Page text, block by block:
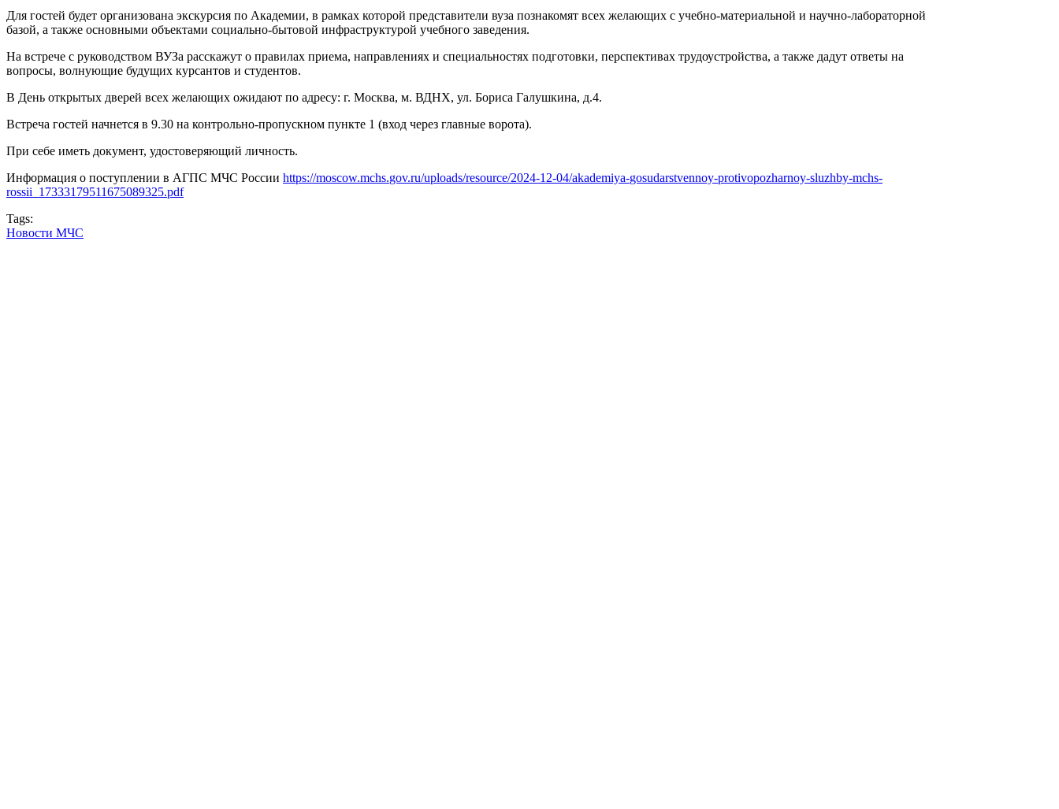
Для гостей будет организована экскурсия по Академии, в рамках которой представители вуза познакомят всех желающих с учебно-материальной и научно-лабораторной
базой, а также основными объектами социально-бытовой инфраструктурой учебного заведения.
На встрече с руководством ВУЗа расскажут о правилах приема, направлениях и специальностях подготовки, перспективах трудоустройства, а также дадут ответы на
вопросы, волнующие будущих курсантов и студентов.
В День открытых дверей всех желающих ожидают по адресу: г. Москва, м. ВДНХ, ул. Бориса Галушкина, д.4.
Встреча гостей начнется в 9.30 на контрольно-пропускном пункте 1 (вход через главные ворота).
При себе иметь документ, удостоверяющий личность.
Информация о поступлении в АГПС МЧС России https://moscow.mchs.gov.ru/uploads/resource/2024-12-04/akademiya-gosudarstvennoy-protivopozharnoy-sluzhby-mchs-
rossii_17333179511675089325.pdf
Tags:
Новости МЧС